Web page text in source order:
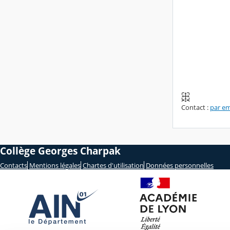
Contact : par
Collège Georges Charpak
Contacts Mentions légales Chartes d'utilisation Données personnelles